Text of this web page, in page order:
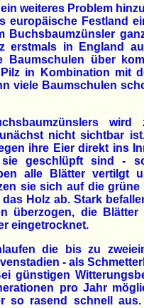
weiteres Problem
europäische Festland
Buchsbaumzünsler
erstmals in England
Baumschulen über
in Kombination mit
viele Baumschulen
wird
nicht sichtbar
ihre Eier direkt ins
geschlüpft sind -
alle Blätter vertilgt
sie sich auf die grüne
Holz ab. Stark
überzogen, die
eingetrocknet.
die bis zu
- als
günstigen
pro Jahr
so rasend schnell